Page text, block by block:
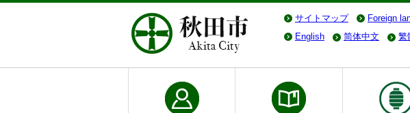
サイトマップ Foreign
English
简体中文 繁